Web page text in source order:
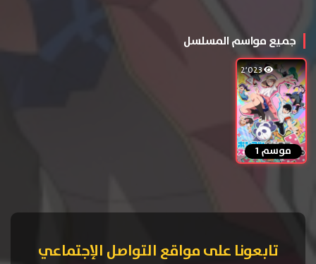
جميع مواسم المسلسل
2٬023
موسم 1
تابعونا على مواقع التواصل الإجتماعي